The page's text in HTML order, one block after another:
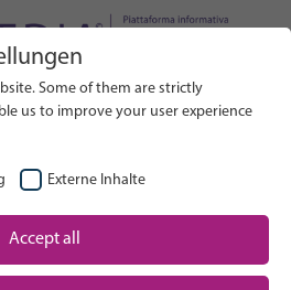
RICERCA
lingua
Panoramica
web
iniziale
Some of them are strictly
us to improve your user experience
Externe Inhalte
Accept all